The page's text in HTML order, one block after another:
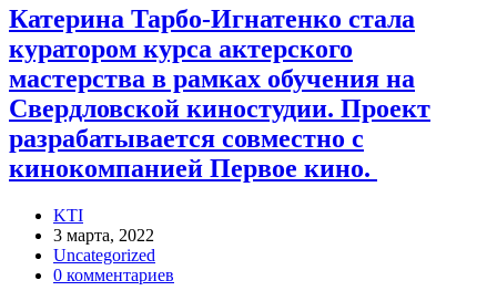
актерского
мастерства
в
рамках
обучения
на
Свердловской
киностудии.
Проект
Первое
кино.
Катерина Тарбо-Игнатенко стала
куратором курса актерского
мастерства в рамках обучения на
Свердловской киностудии. Проект
разрабатывается совместно с
кинокомпанией Первое кино.
Автор
записи:
KTI
Запись
опубликована:
3 марта, 2022
Рубрика
записи:
Uncategorized
Комментарии
0 комментариев